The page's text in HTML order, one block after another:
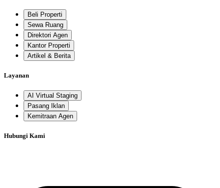
Beli Properti
Sewa Ruang
Direktori Agen
Kantor Properti
Artikel & Berita
Layanan
AI Virtual Staging
Pasang Iklan
Kemitraan Agen
Hubungi Kami